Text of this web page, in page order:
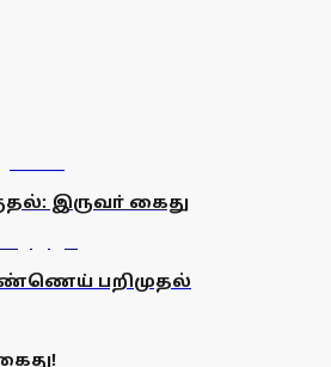
இருவா் கைது
பறிமுதல்